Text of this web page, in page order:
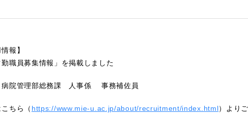
報】
勤職員募集情報」を掲載しました
病院管理部総務課 人事係 事務補佐員
ちら（ https://www.mie-u.ac.jp/about/recruitment/index.html）より